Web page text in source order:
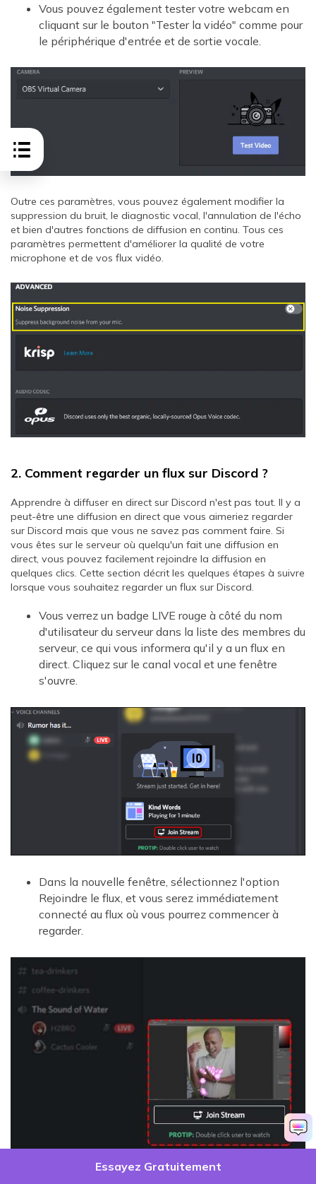
Vous pouvez également tester votre webcam en
cliquant sur le bouton "Tester la vidéo" comme pour
le périphérique d'entrée et de sortie vocale.
Outre ces paramètres, vous pouvez également modifier la
suppression du bruit, le diagnostic vocal, l'annulation de l'écho
et bien d'autres fonctions de diffusion en continu. Tous ces
paramètres permettent d'améliorer la qualité de votre
microphone et de vos flux vidéo.
2. Comment regarder un flux sur Discord ?
Apprendre à diffuser en direct sur Discord n'est pas tout. Il y a
peut-être une diffusion en direct que vous aimeriez regarder
sur Discord mais que vous ne savez pas comment faire. Si
vous êtes sur le serveur où quelqu'un fait une diffusion en
direct, vous pouvez facilement rejoindre la diffusion en
quelques clics. Cette section décrit les quelques étapes à suivre
lorsque vous souhaitez regarder un flux sur Discord.
Vous verrez un badge LIVE rouge à côté du nom
d'utilisateur du serveur dans la liste des membres du
serveur, ce qui vous informera qu'il y a un flux en
direct. Cliquez sur le canal vocal et une fenêtre
s'ouvre.
Dans la nouvelle fenêtre, sélectionnez l'option
Rejoindre le flux, et vous serez immédiatement
connecté au flux où vous pourrez commencer à
regarder.
Essayez Gratuitement